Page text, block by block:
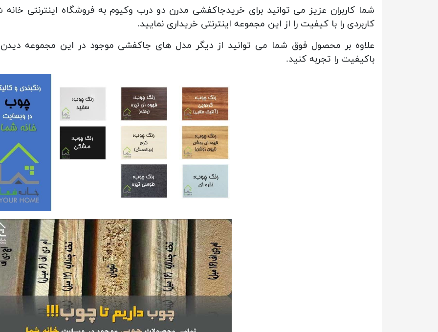
شما کاربران عزیز می توانید برای خریدجاکفشی مدرن دو درب وکیوم به فروشگاه اینترنتی
کاربردی را با کیفیت را از این مجموعه اینترنتی خریداری نمایید.
علاوه بر محصول فوق شما می توانید از دیگر مدل های جاکفشی موجود در این مجموعه
باکیفیت را تجربه کنید.